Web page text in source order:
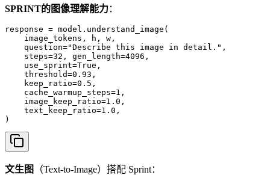
SPRINT的图像理解能力：
response = model.understand_image(
    image_tokens, h, w,
    question="Describe this image in detail.",
    steps=32, gen_length=4096,
    use_sprint=True,
    threshold=0.93,
    keep_ratio=0.5,
    cache_warmup_steps=1,
    image_keep_ratio=1.0,
    text_keep_ratio=1.0,
)
文生图 （Text-to-Image）搭配 Sprint：